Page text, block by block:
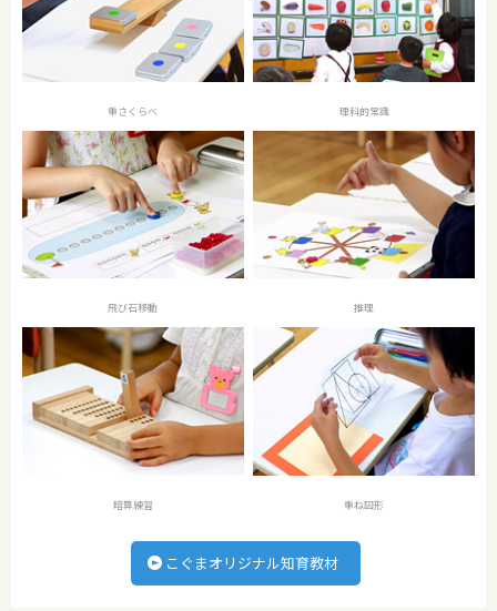
重さくらべ 理科的常識
飛び石移動 推理
暗算練習 重ね図形
こぐまオリジナル知育教材